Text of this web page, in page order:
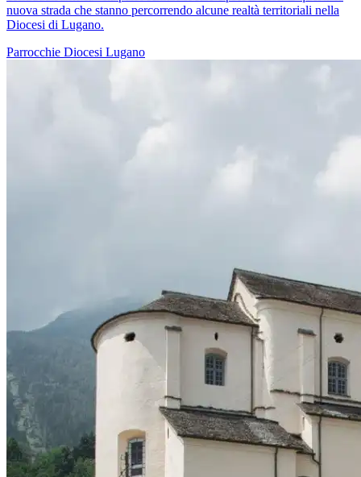
nuova strada che stanno percorrendo alcune realtà territoriali nella
Diocesi di Lugano.
Parrocchie Diocesi Lugano